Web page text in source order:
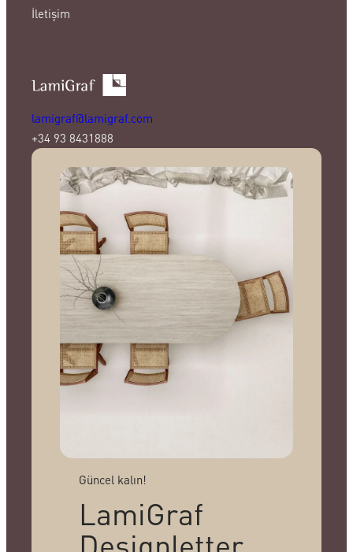
İletişim
lamigraf@lamigraf.com
+34 93 8431888
Güncel kalın!
LamiGraf